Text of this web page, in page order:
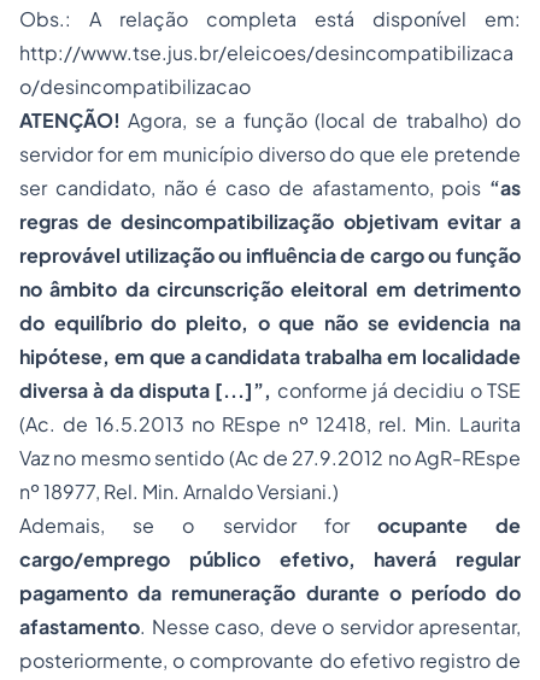
Obs.: A relação completa está disponível em:
http://www.tse.jus.br/eleicoes/desincompatibilizaca
o/desincompatibilizacao
ATENÇÃO! Agora, se a função (local de trabalho) do
servidor for em município diverso do que ele pretende
ser candidato, não é caso de afastamento, pois “as
regras de desincompatibilização objetivam evitar a
reprovável utilização ou influência de cargo ou função
no âmbito da circunscrição eleitoral em detrimento
do equilíbrio do pleito, o que não se evidencia na
hipótese, em que a candidata trabalha em localidade
diversa à da disputa [...]”, conforme já decidiu o TSE
(Ac. de 16.5.2013 no REspe nº 12418, rel. Min. Laurita
Vaz no mesmo sentido (Ac de 27.9.2012 no AgR-REspe
nº 18977, Rel. Min. Arnaldo Versiani.)
Ademais, se o servidor for ocupante de
cargo/emprego público efetivo, haverá regular
pagamento da remuneração durante o período do
afastamento. Nesse caso, deve o servidor apresentar,
posteriormente, o comprovante do efetivo registro de